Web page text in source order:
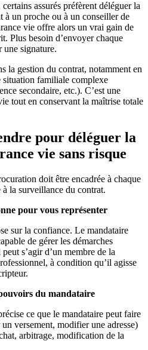
assurés préfèrent déléguer la
à un proche ou à un conseiller de
vie offre alors un vrai gain de
Plus besoin d’envoyer chaque
une signature.
la gestion du contrat, notamment en
situation familiale complexe
secondaire, etc.). C’est une
tout en conservant la maîtrise totale
pour déléguer la
vie sans risque
doit être encadrée à chaque
la surveillance du contrat.
pour vous représenter
sur la confiance. Le mandataire
de gérer les démarches
s’agir d’un membre de la
à condition qu’il agisse
du mandataire
ce que le mandataire peut faire
versement, modifier une adresse)
arbitrage, modification de la